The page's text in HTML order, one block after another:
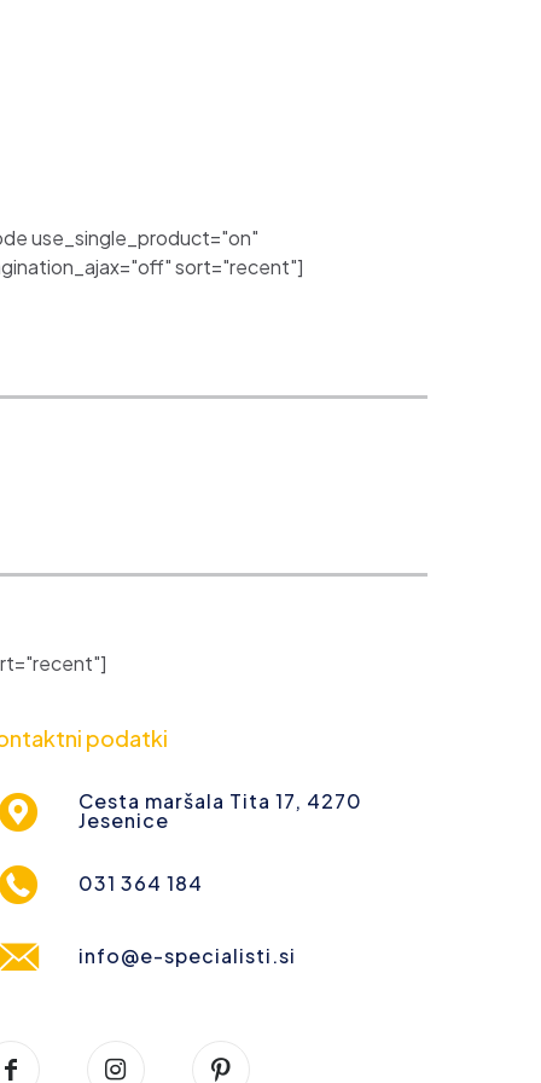
use_single_product="on"
sort="recent"]
podatki
Cesta maršala Tita 17, 4270
Jesenice
031 364 184
info@e-specialisti.si